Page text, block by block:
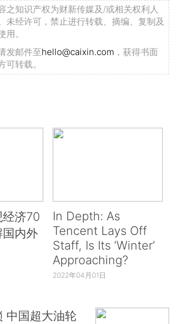
之知识产权为财新传媒及/或相关权利人
未经许可，禁止进行转载、摘编、复制及
用。
发邮件至hello@caixin.com ，获得书面
可转载。
济70
内外
In Depth: As
Tencent Lays Off
Staff, Is Its ‘Winter’
Approaching?
2022年04月01日
中国超大油轮